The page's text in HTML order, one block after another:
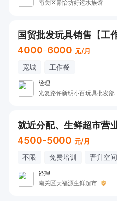
南关区青怡坊好运水族馆
4000-6000 元/月
宽城 工作餐
经理
光复路许新明小百玩具批发部
4500-5000 元/月
不限 免费培训 晋升空间
经理
南关区大福源生鲜超市